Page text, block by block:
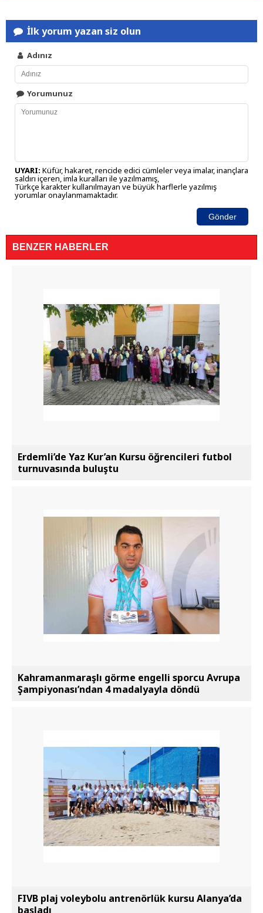
İlk yorum yazan siz olun
Adınız
Yorumunuz
UYARI: Küfür, hakaret, rencide edici cümleler veya imalar, inançlara
saldırı içeren, imla kuralları ile yazılmamış,
Türkçe karakter kullanılmayan ve büyük harflerle yazılmış
yorumlar onaylanmamaktadır.
Gönder
BENZER HABERLER
Erdemli’de Yaz Kur’an Kursu öğrencileri futbol
turnuvasında buluştu
Kahramanmaraşlı görme engelli sporcu Avrupa
Şampiyonası’ndan 4 madalyayla döndü
FIVB plaj voleybolu antrenörlük kursu Alanya’da
başladı